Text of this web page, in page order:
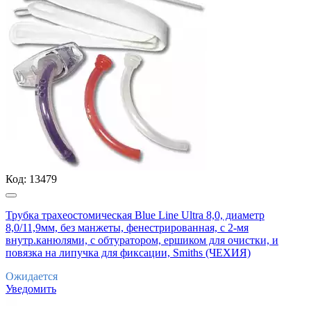
Код: 13479
Трубка трахеостомическая Blue Line Ultra 8,0, диаметр
8,0/11,9мм, без манжеты, фенестрированная, с 2-мя
внутр.канюлями, с обтуратором, ершиком для очистки, и
повязка на липучка для фиксации, Smiths (ЧЕХИЯ)
Ожидается
Уведомить